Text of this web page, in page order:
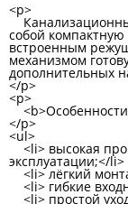
<p>
собой компактную
встроенным
механизмом
дополнительных
</p>
<p>
</p>
<ul>
<li> высокая
эксплуатации;</li>
<li> лёгкий
<li> гибкие
<li> простой